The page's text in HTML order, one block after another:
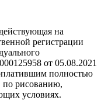
на
регистрации
от 05.08.2021
полностью
по рисованию,
условиях.